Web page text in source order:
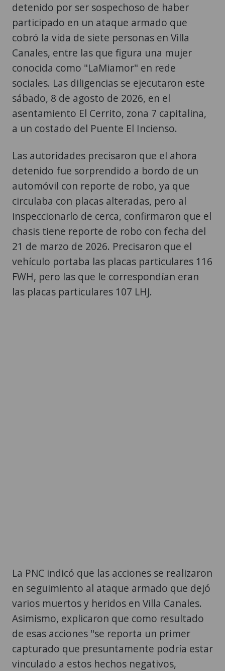
detenido por ser sospechoso de haber
participado en un ataque armado que
cobró la vida de siete personas en Villa
Canales, entre las que figura una mujer
conocida como "LaMiamor" en rede
sociales. Las diligencias se ejecutaron este
sábado, 8 de agosto de 2026, en el
asentamiento El Cerrito, zona 7 capitalina,
a un costado del Puente El Incienso.
Las autoridades precisaron que el ahora
detenido fue sorprendido a bordo de un
automóvil con reporte de robo, ya que
circulaba con placas alteradas, pero al
inspeccionarlo de cerca, confirmaron que el
chasis tiene reporte de robo con fecha del
21 de marzo de 2026. Precisaron que el
vehículo portaba las placas particulares 116
FWH, pero las que le correspondían eran
las placas particulares 107 LHJ.
La PNC indicó que las acciones se realizaron
en seguimiento al ataque armado que dejó
varios muertos y heridos en Villa Canales.
Asimismo, explicaron que como resultado
de esas acciones "se reporta un primer
capturado que presuntamente podría estar
vinculado a estos hechos negativos,